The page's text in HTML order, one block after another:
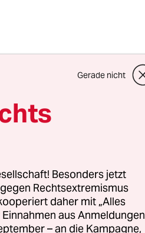
sich
mit
zur
Chefin
Gerade nicht
Besonders jetzt
Rechtsextremismus
daher mit „Alles
aus Anmeldungen
– an die Kampagne,